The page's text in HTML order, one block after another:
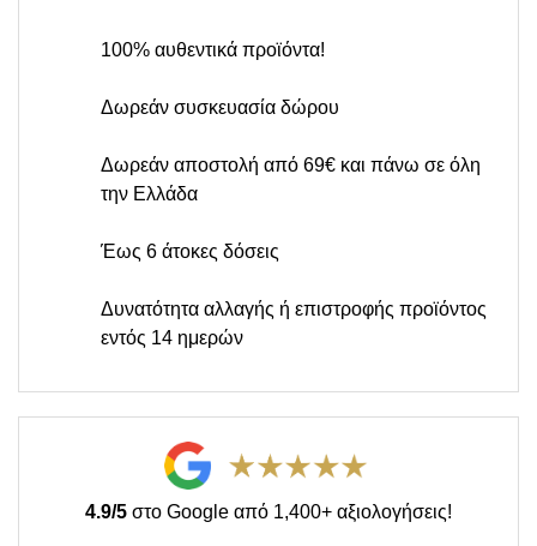
100% αυθεντικά προϊόντα!
Δωρεάν συσκευασία δώρου
Δωρεάν αποστολή από 69€ και πάνω σε όλη
την Ελλάδα
Έως 6 άτοκες δόσεις
Δυνατότητα αλλαγής ή επιστροφής προϊόντος
εντός 14 ημερών
4.9/5 στο Google από 1,400+ αξιολογήσεις!